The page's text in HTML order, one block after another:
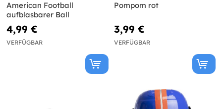
American Football
aufblasbarer Ball
4,99 €
VERFÜGBAR
Pompom rot
3,99 €
VERFÜGBAR